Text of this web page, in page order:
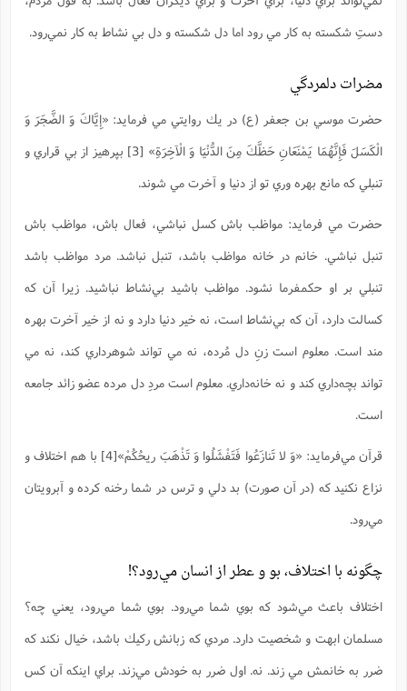
دستِ شكسته به كار مي ‌رود اما دل شكسته و دل بي ‌نشاط به كار نمي‌رود.
مضرات دلمردگي
حضرت موسي ‌بن جعفر (ع) در يك روايتي مي ‌فرمايد: «إِيَّاكَ وَ الضَّجَرَ وَ
الْكَسَلَ فَإِنَّهُمَا يَمْنَعَانِ حَظَّكَ مِنَ الدُّنْيَا وَ الْآخِرَةِ» [3] بپرهيز از بي ‌قراري و
تنبلي كه مانع بهره ‌وري تو از دنيا و آخرت مي ‌شوند.
حضرت مي ‌فرمايد: مواظب باش كسل نباشي، فعال باش، مواظب باش
تنبل نباشي. خانم در خانه مواظب باشد، تنبل نباشد. مرد مواظب باشد
تنبلي بر او حكمفرما نشود. مواظب باشيد بي‌نشاط نباشيد. زيرا آن كه
كسالت دارد، آن كه بي‌نشاط است، نه خير دنيا دارد و نه از خير آخرت بهره
‌مند است. معلوم است زنِ دل ‌مُرده، نه مي‌ تواند شوهرداري كند، نه مي
‌تواند بچه‌داري كند و نه خانه‌داري. معلوم است مردِ دل ‌مرده عضو زائد جامعه
است.
قرآن مي‌فرمايد: «وَ لا تَنازَعُوا فَتَفْشَلُوا وَ تَذْهَبَ ريحُكُمْ»[4] با هم اختلاف و
نزاع نكنيد كه (در آن صورت) بد دلي و ترس در شما رخنه كرده و آبرويتان
مي‌رود.
چگونه با اختلاف، بو و عطر از انسان مي‌رود؟!
اختلاف باعث مي‌شود كه بوي شما مي‌رود. بوي شما مي‌رود، يعني چه؟
مسلمان ابهت و شخصيت دارد. مردي كه زبانش ركيك باشد، خيال نكند كه
ضرر به خانمش مي ‌زند. نه. اول ضرر به خودش مي‌زند. براي اينكه آن كس